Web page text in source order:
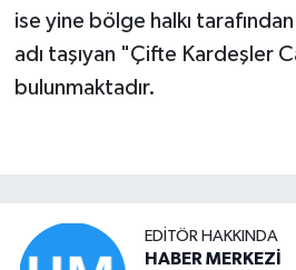
ise yine bölge halkı tarafından
adı taşıyan "Çifte Kardeşler
bulunmaktadır.
EDITÖR HAKKINDA
HABER MERKEZİ